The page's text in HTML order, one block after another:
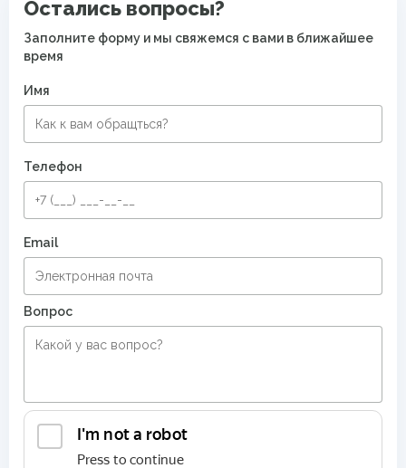
Остались вопросы?
Заполните форму и мы свяжемся с вами в ближайшее
время
Имя
Телефон
Email
Вопрос